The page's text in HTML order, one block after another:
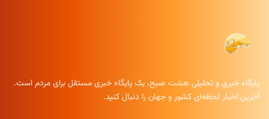
پایگاه خبری و تحلیلی هشت صبح، یک پایگاه خبری مستقل برای مردم است.
آخرین اخبار لحظه‌ای کشور و جهان را دنبال کنید.